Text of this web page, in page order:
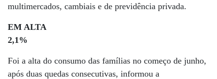
multimercados, cambiais e de previdência privada.
EM ALTA
2,1%
Foi a alta do consumo das famílias no começo de junho,
após duas quedas consecutivas, informou a